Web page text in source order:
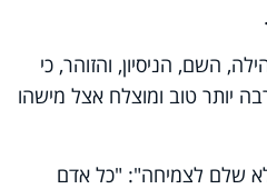
השם, הניסיון, והזוהר, כי
יותר טוב ומוצלח אצל מישהו
שלם לצמיחה": "כל אדם